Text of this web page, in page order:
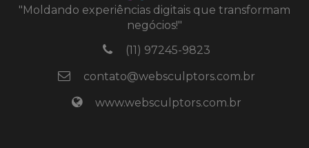
"Moldando experiências digitais que transformam
negócios!"
(11) 97245-9823
contato@websculptors.com.br
www.websculptors.com.br